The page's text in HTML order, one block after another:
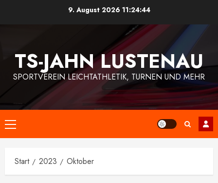
9. August 2026 11:24:44
TS-JAHN LUSTENAU
SPORTVEREIN LEICHTATHLETIK, TURNEN UND MEHR
Primäres
Menü
Start 2023 Oktober